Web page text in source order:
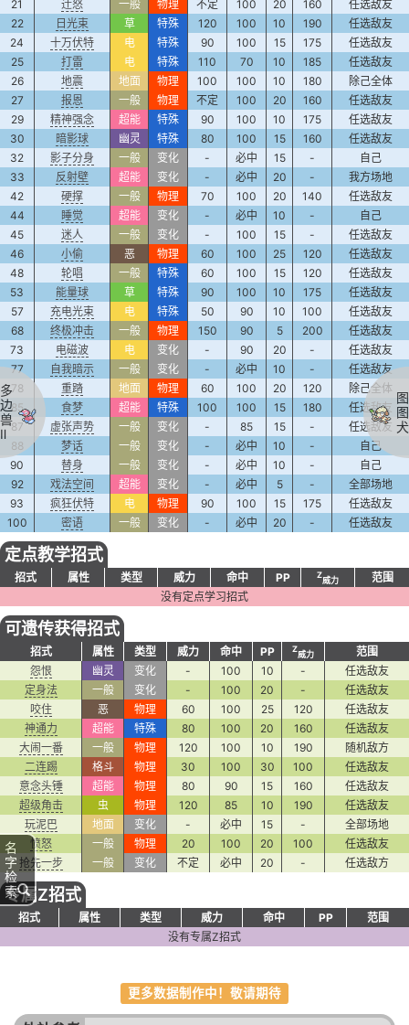
名
字
检
索
21
迁怒 一般 物理 不定 100 20 160
任选敌友
22
日光束 草 特殊 120 100 10 190
任选敌友
24
十万伏特 电 特殊 90 100 15 175
任选敌友
25
打雷 电 特殊 110 70 10 185
任选敌友
26
地震 地面 物理 100 100 10 180
除己全体
27
报恩 一般 物理 不定 100 20 160
任选敌友
29
精神强念 超能 特殊 90 100 10 175
任选敌友
30
暗影球 幽灵 特殊 80 100 15 160
任选敌友
32
影子分身 一般 变化 - 必中 15 -
自己
33
反射壁 超能 变化 - 必中 20 -
我方场地
42
硬撑 一般 物理 70 100 20 140
任选敌友
44
睡觉 超能 变化 - 必中 10 -
自己
45
迷人 一般 变化 - 100 15 -
任选敌友
46
小偷 恶 物理 60 100 25 120
任选敌友
48
轮唱 一般 特殊 60 100 15 120
任选敌友
53
能量球 草 特殊 90 100 10 175
任选敌友
57
充电光束 电 特殊 50 90 10 100
任选敌友
68
终极冲击 一般 物理 150 90 5 200
任选敌友
73
电磁波 电 变化 - 90 20 -
任选敌友
77
自我暗示 一般 变化 - 必中 10 -
任选敌友
78
重踏 地面 物理 60 100 20 120
除己全体
85
食梦 超能 特殊 100 100 15 180
任选敌友
87
虚张声势 一般 变化 - 85 15 -
任选敌友
88
梦话 一般 变化 - 必中 10 -
自己
90
替身 一般 变化 - 必中 10 -
自己
92
戏法空间 超能 变化 - 必中 5 -
全部场地
93
疯狂伏特 电 物理 90 100 15 175
任选敌友
100
密语 一般 变化 - 必中 20 - 任选敌友
定点教学招式
招式 属性 类型 威力 命中 PP Z
威力
范围
没有定点学习招式
可遗传获得招式
招式 属性 类型 威力 命中 PP Z
威力
范围
怨恨
幽灵 变化 - 100 10 -
任选敌友
定身法
一般 变化 - 100 20 -
任选敌友
咬住
恶 物理 60 100 25 120
任选敌友
神通力
超能 特殊 80 100 20 160
任选敌友
大闹一番
一般 物理 120 100 10 190
随机敌方
二连踢
格斗 物理 30 100 30 100
任选敌友
意念头锤
超能 物理 80 90 15 160
任选敌友
超级角击
虫 物理 120 85 10 190
任选敌友
玩泥巴
地面 变化 - 必中 15 -
全部场地
愤怒
一般 物理 20 100 20 100
任选敌友
抢先一步
一般 变化 不定 必中 20 - 任选敌方
专属Z招式
招式 属性 类型 威力 命中 PP
范围
没有专属Z招式
更多数据制作中！敬请期待
多
边
兽
Ⅱ
图
图
犬